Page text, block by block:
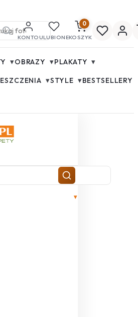
KONTOULUBIONE
0
KOSZYK
▾OBRAZY ▾PLAKATY ▾
▾STYLE ▾BESTSELLERY
▾